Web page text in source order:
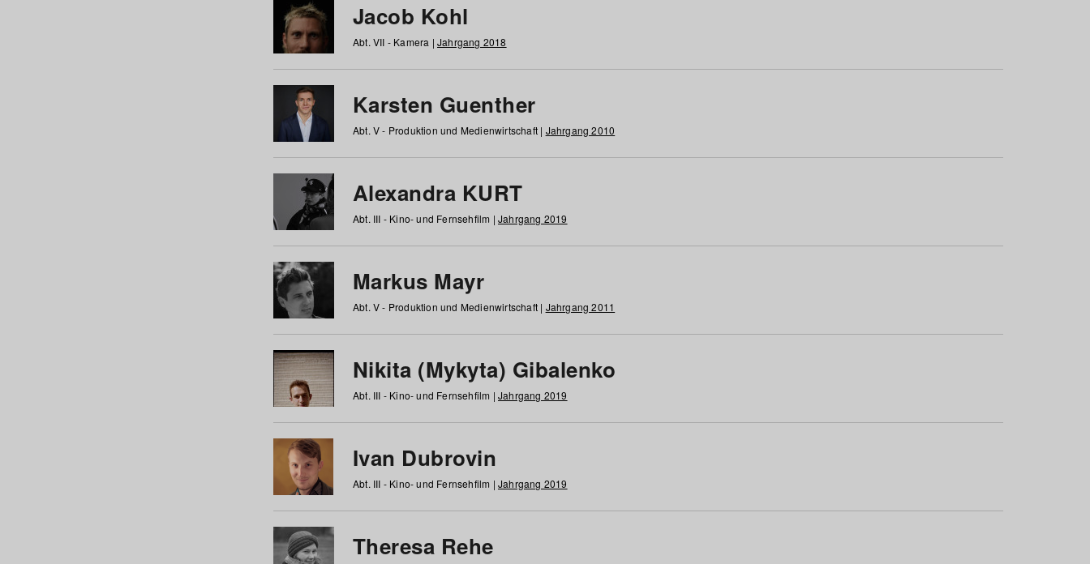
Jacob Kohl
Abt. VII - Kamera | Jahrgang 2018
Karsten Guenther
Abt. V - Produktion und Medienwirtschaft | Jahrgang 2010
Alexandra KURT
Abt. III - Kino- und Fernsehfilm | Jahrgang 2019
Markus Mayr
Abt. V - Produktion und Medienwirtschaft | Jahrgang 2011
Nikita (Mykyta) Gibalenko
Abt. III - Kino- und Fernsehfilm | Jahrgang 2019
Ivan Dubrovin
Abt. III - Kino- und Fernsehfilm | Jahrgang 2019
Theresa Rehe